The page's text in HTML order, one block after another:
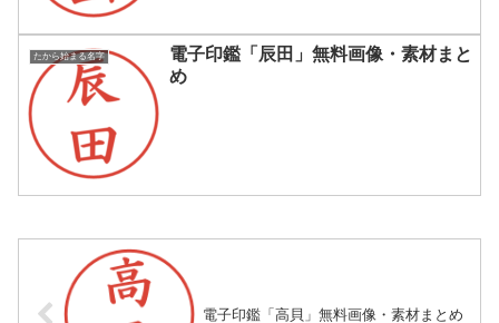
たから始まる名字
電子印鑑「辰田」無料画像・素材まと
め
電子印鑑「高貝」無料画像・素材まとめ